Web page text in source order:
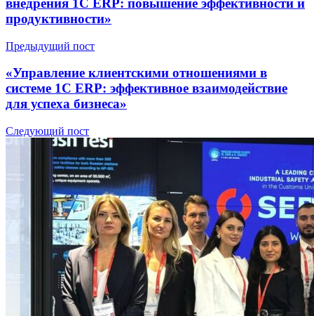
внедрения 1С ERP: повышение эффективности и
продуктивности»
Предыдущий пост
«Управление клиентскими отношениями в
системе 1С ERP: эффективное взаимодействие
для успеха бизнеса»
Следующий пост